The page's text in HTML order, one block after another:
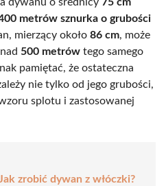
metrów sznurka o grubości
mierzący około 86 cm, może
500 metrów tego samego
pamiętać, że ostateczna
nie tylko od jego grubości,
splotu i zastosowanej
zrobić dywan z włóczki?